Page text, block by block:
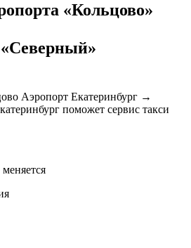
«Кольцово»
«Северный»
Аэропорт Екатеринбург →
поможет сервис такси